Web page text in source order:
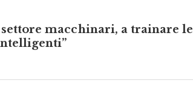
macchinari, a trainare le